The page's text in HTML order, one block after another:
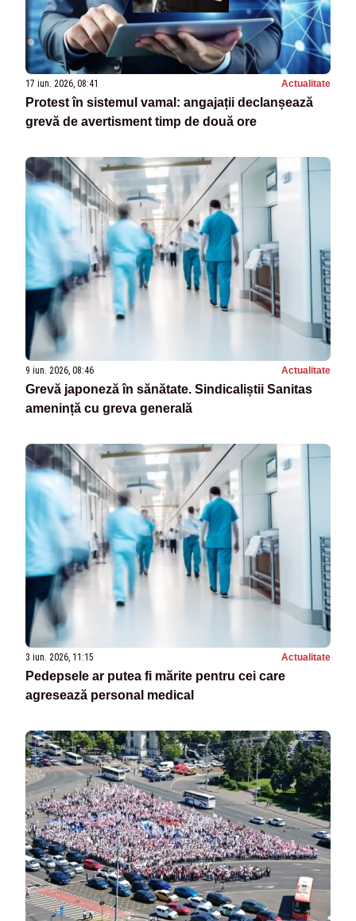
17 iun. 2026, 08:41 Actualitate
Protest în sistemul vamal: angajații declanșează
grevă de avertisment timp de două ore
9 iun. 2026, 08:46 Actualitate
Grevă japoneză în sănătate. Sindicaliștii Sanitas
amenință cu greva generală
3 iun. 2026, 11:15 Actualitate
Pedepsele ar putea fi mărite pentru cei care
agresează personal medical